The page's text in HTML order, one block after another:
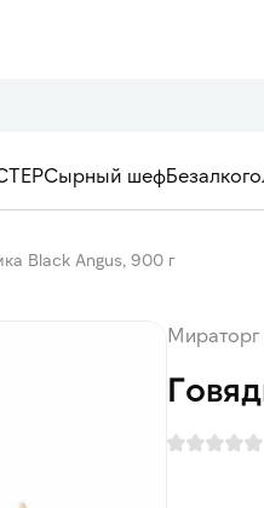
Сырный шеф
Black Angus, 900 г
Мираторг